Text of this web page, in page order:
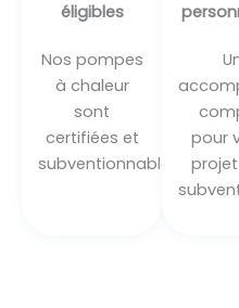
éligibles
Nos pompes
à chaleur
sont
certifiées et
subventionnables.
pour
projet